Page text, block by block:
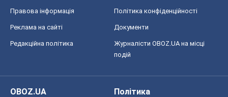
Правова інформація Політика конфіденційності
Реклама на сайті Документи
Редакційна політика
Журналісти OBOZ.UA на місці
подій
OBOZ.UA
Політика